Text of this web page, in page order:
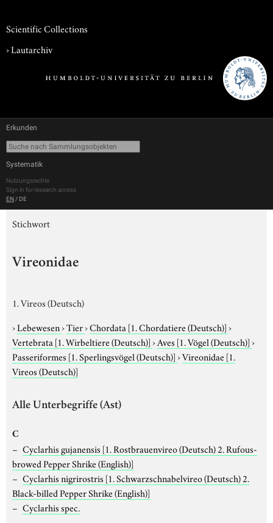
Scientific Collections
›Lautarchiv
Erkunden
Systematik
Nutzungsrechte
Sign in for research access
EN / DE
Stichwort
Vireonidae
1. Vireos (Deutsch)
›Lebewesen›Tier›Chordata [1. Chordatiere (Deutsch)]›
Vertebrata [1. Wirbeltiere (Deutsch)]›Aves [1. Vögel (Deutsch)]›
Passeriformes [1. Sperlingsvögel (Deutsch)]›Vireonidae [1.
Vireos (Deutsch)]
Alle Unterbegriffe (Ast)
C
Cyclarhis gujanensis [1. Rostbrauenvireo (Deutsch) 2. Rufous-
browed Pepper Shrike (English)]
Cyclarhis nigrirostris [1. Schwarzschnabelvireo (Deutsch) 2.
Black-billed Pepper Shrike (English)]
Cyclarhis spec.